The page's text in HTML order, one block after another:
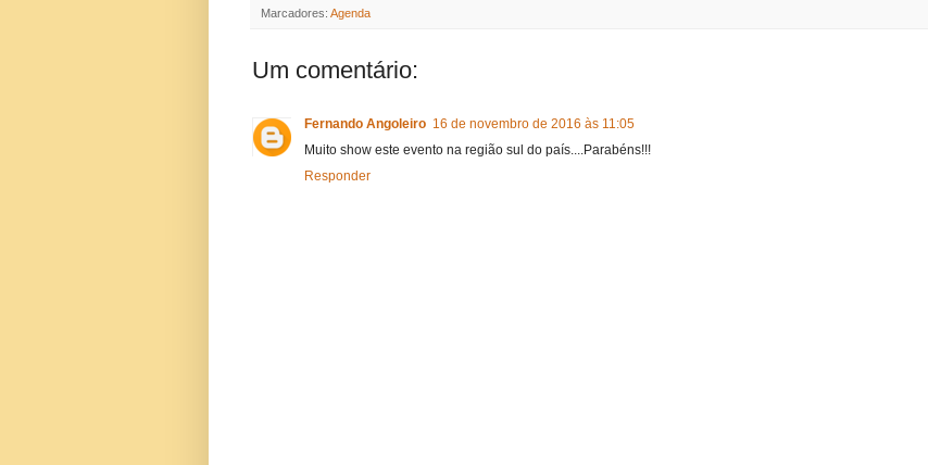
Marcadores: Agenda
Um comentário:
Fernando Angoleiro 16 de novembro de 2016 às 11:05
Muito show este evento na região sul do país....Parabéns!!!
Responder